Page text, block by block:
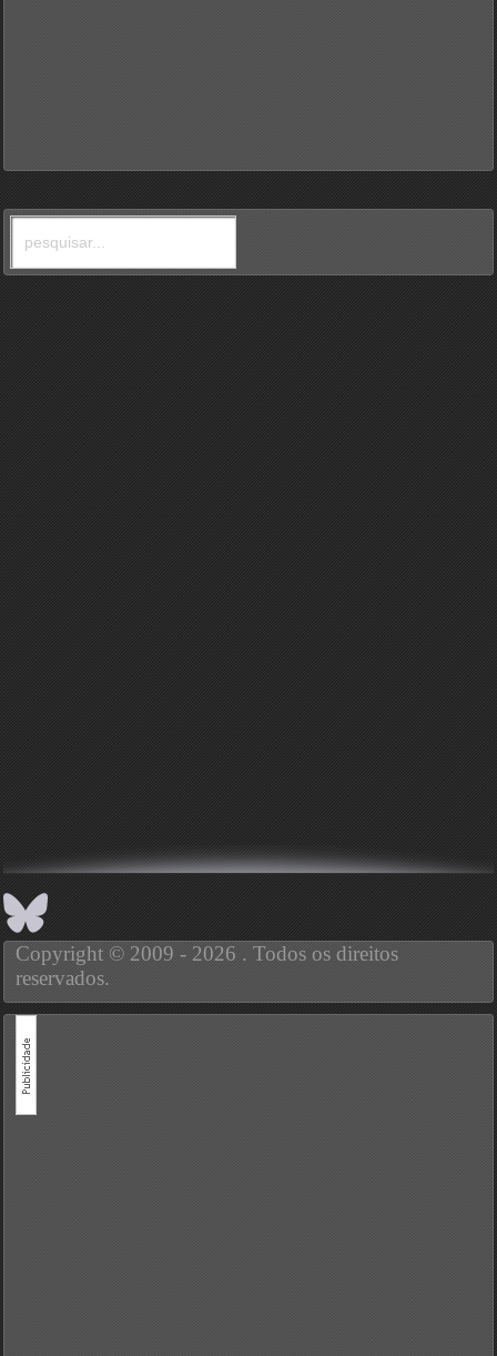
Copyright © 2009 - 2026 . Todos os direitos
reservados.